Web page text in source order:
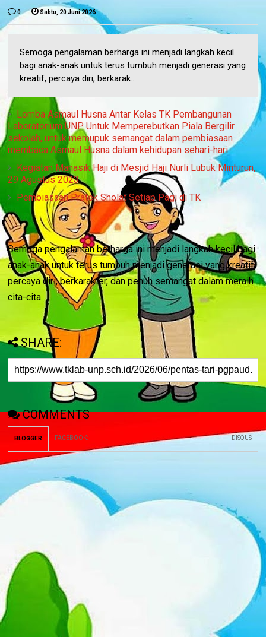
0 Sabtu, 20 Juni 2026
Semoga pengalaman berharga ini menjadi langkah kecil
bagi anak-anak untuk terus tumbuh menjadi generasi yang
kreatif, percaya diri, berkarak...
Lomba Asmaul Husna Antar Kelas TK Pembangunan
Laboratorium UNP Untuk Memperebutkan Piala Bergilir
sekolah, untuk memupuk semangat dalam pembiasaan
membaca Asmaul Husna dalam kehidupan sehari-hari
Kegiatan Manasik Haji di Mesjid Haji Nurli Lubuk Minturun,
29 Agustus 2023
Pembiasaan Pratek Sholat Setiap Pagi di TK
Semoga pengalaman berharga ini menjadi langkah kecil bagi
anak-anak untuk terus tumbuh menjadi generasi yang kreatif,
percaya diri, berkarakter, dan penuh semangat dalam meraih
cita-cita.
SHARE:
COMMENTS
BLOGGER FACEBOOK: DISQUS